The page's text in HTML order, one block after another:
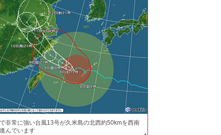
非常に強い台風13号が久米島の北西約50kmを西南
んでいます